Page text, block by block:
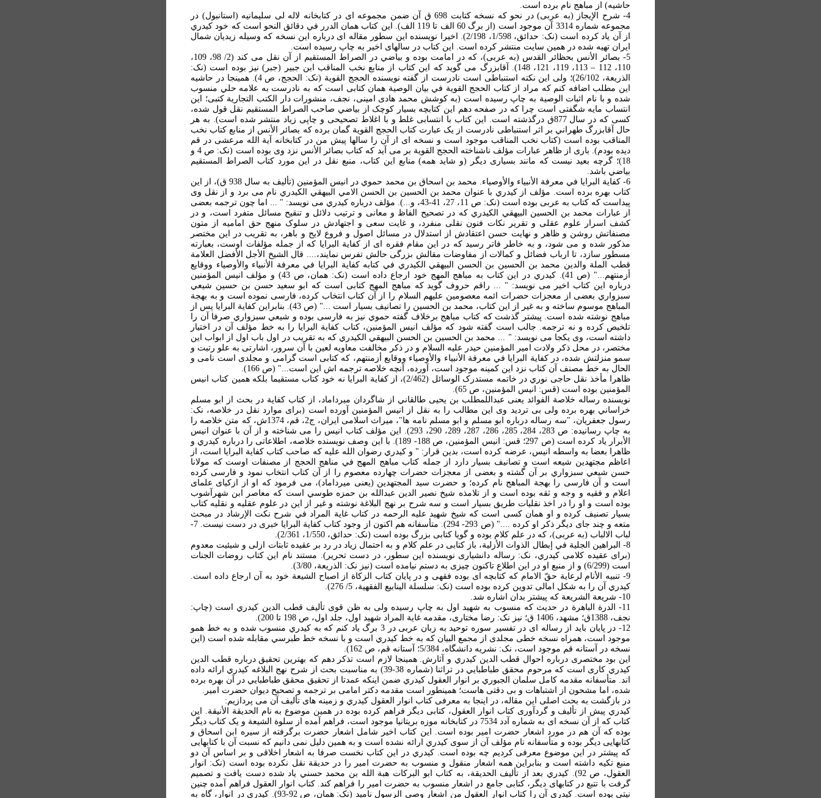
حاشيه) از مباهج نام برده است.
4- شرح الإيجاز (به عربی) در نحو که نسخه کتابت 698 ق آن ضمن مجموعه ای در کتابخانه لاله لی سليمانيه (استانبول) در
مجموعه شماره 3314 آن موجود است (از برگ 60 الف تا 119 الف). اين کتاب همان الدرر في دقائق النحو است که خود کيدري
از آن ياد کرده است (نک: حدائق، 1/598، 2/198). اخيرا نويسنده اين سطور مقاله ای درباره اين نسخه که وسيله زيديان شمال
ايران تهيه شده در همين سايت منتشر کرده است. اين کتاب در سالهای اخير به چاپ رسيده است.
5- بصائر الأنس بحظائر القدس (به عربی)، که در امامت بوده و بياضي در الصراط المستقيم از آن نقل می کند (2/ 98، 109،
110، 112 – 113، 119، 121، 148). آقابزرگ می گويد که اين کتاب از منابع نخب المناقب ابن جبير (جبر) نيز بوده است (نک:
الذريعة، 26/102)؛ ولی اين نکته استنباطی است نادرست از گفته نويسنده الحجج القوية (نک: الحجج، ص 4). همينجا در حاشيه
اين مطلب اضافه کنم که مراد از کتاب الحجج القوية في بيان الوصية همان کتابی است که به نادرست به علامه حلي منسوب
شده و با نام اثبات الوصية به چاپ رسيده است (به کوشش محمد هادی امينی، نجف، منشورات دار الکتب التجارية کتبی؛ اين
انتساب مايه شگفتی است چرا که در صفحه دهم اين کتابچه بسيار کوچک از بياضي صاحب الصراط المستقيم نقل قول شده،
کسی که در سال 877ق درگذشته است. اين کتاب با انتسابی غلط و با اغلاط تصحیحی و چاپی زياد منتشر شده است). به هر
حال آقابزرگ طهراني بر اثر استنباطی نادرست از يک عبارت کتاب الحجج القوية گمان برده که بصائر الأنس از منابع کتاب نخب
المناقب بوده است (کتاب نخب المناقب موجود است و نسخه ای از آن را سالها پيش من در کتابخانه آية الله مرعشی در قم
ديده بودم). باری از ظاهر عبارات مؤلف ناشناخته الحجج القوية بر می آيد که کتاب بصائر الأنس نزد وی بوده است (نک: ص 4 و
18)؛ گرچه بعيد نيست که مانند بسياری ديگر (و شايد همه) منابع اين کتاب، منبع نقل در اين مورد کتاب الصراط المستقيم
بياضي باشد.
6- کفاية البرايا في معرفة الأنبياء والأوصياء. محمد بن اسحاق بن محمد حموي در انيس المؤمنين (تأليف به سال 938 ق)، از اين
کتاب بهره برده است. مؤلف از کيدري با عنوان محمد بن الحسين بن الحسن الامي البيهقي الکيدري نام می برد و از نقل وی
پيداست که کتاب به عربی بوده است (نک: ص 11، 27، 41-43، و...). مؤلف درباره کيدري می نويسد: " ... اما چون ترجمه بعضی
از عبارات محمد بن الحسين البيهقي الکيدري که در تصحيح الفاظ و معانی و ترتيب دلائل و تنقيح مسائل متفرد است، و در
کشف اسرار علوم عقلی و تقرير نکات فنون نقلی منفرد، و غايت سعی و اجتهادش در سلوک منهج حق اماميه از متون
مصنفاتش روشن و ظاهر و نهايت حسن اعتقادش از استدلال در مسائل اصول و فروع لايح و باهر، به تقريب در اين مختصر
مذکور شده و می شود، و به خاطر فاتر رسيد که در اين مقام فقره ای از کفاية البرايا که از جمله مؤلفات اوست، بعبارته
مسطور سازد، تا ارباب فضائل و کمالات از مفاوضات مقالش بزرگی حالش تفرس نمايند،.... قال الشيخ الأجل الأفضل العلامة
قطب الملة والدين محمد بن الحسين بن الحسن البيهقي الکيدري في کتابه کفاية البرايا في معرفة الأنبياء والأوصياء ووقايع
أزمنتهم..." (ص 41). کيدري در اين کتاب به مباهج المهج خود ارجاع داده است (نک: همان، ص 43) و مؤلف انيس المؤمنين
درباره اين کتاب اخير می نويسد: " ... راقم حروف گويد که مباهج المهج کتابی است که ابو سعيد حسن بن حسين شيعي
سبزواري بعضی از معجزات حضرات ائمه معصومين عليهم السلام را از آن کتاب انتخاب کرده، فارسی نموده است و به بهجة
المباهج موسوم ساخته و به غير از اين کتاب، محمد بن الحسين را تصانيف بسيار است ..." (ص 43). بنابراين کفاية البرايا پس از
مباهج نوشته شده است. پيشتر گذشت که کتاب مباهج برخلاف گفته حموي نيز به فارسی بوده و شيعي سبزواري صرفا آن را
تلخيص کرده و نه ترجمه. جالب است گفته شود که مؤلف انيس المؤمنين، کتاب کفاية البرايا را به خط مؤلف آن در اختيار
داشته است، وی يکجا می نويسد: " ... محمد بن الحسين بن الحسن البيهقي الکيدري که به تقريب در اول باب اول از ابواب اين
مختصر، در محل ذکر ولادت امير المؤمنين حيدر عليه السلام و در ذکر مخالفت معاويه لعين با آن سرور، اشارتی به علو رتبت و
سمو منزلتش شده، در کفاية البرايا في معرفة الأنبياء والأوصياء ووقايع أزمنتهم، که کتابی است گرامی و مجلدی است نامی و
الحال به خط مصنف آن کتاب نزد اين کمينه موجود است، آورده، آنچه خلاصه ترجمه اش اين است..." (ص 166).
ظاهرا مأخذ نقل حاجی نوري در خاتمه مستدرک الوسائل (2/462)، از کفاية البرايا نه خود کتاب مستقيما بلکه همين کتاب انيس
المؤمنين بوده است (قس: انيس المؤمنين، ص 65).
نويسنده رساله خلاصة الفوائد يعنی عبداللمطلب بن يحيی طالقاني از شاگردان ميرداماد، از کتاب کفاية در بحث از ابو مسلم
خراساني بهره برده ولی بی ترديد وی اين مطالب را به نقل از انيس المؤمنين آورده است (برای موارد نقل در خلاصه، نک:
رسول جعفريان، "سه رساله درباره ابو مسلم و ابو مسلم نامه ها"، ميراث اسلامی ايران، ج2، قم، 1374ش، که متن خلاصه را
به چاپ رسانيده: ص 283، 284، 285، 286، 287، 289، 290، 293). اين مؤلف کتاب انيس را می شناخته و از آن با عنوان انيس
الأبرار ياد کرده است (ص 297؛ قس: انيس المؤمنين، ص 188- 189). با اين وصف نويسنده خلاصه، اطلاعاتی را درباره کيدري و
ظاهرا بعضا به واسطه انيس، عرضه کرده است، بدين قرار: " و کيدري رضوان الله عليه که صاحب کتاب کفاية البرايا است، از
اعاظم مجتهدين شيعه است و تصانيف بسيار دارد از جمله کتاب مباهج المهج في مناهج الحجج از مصنفات اوست که مولانا
حسن شيعي سبزواري بر آن گشته و بعضی از معجزات حضرات چهارده معصوم را از آن کتاب انتخاب نمود و فارسی کرده
است و آن فارسی را بهجة المباهج نام کرده؛ و حضرت سيد المجتهدين (يعنی ميرداماد)، می فرمود که او از ازکيای علمای
اعلام و فقيه و وجه و ثقه بوده است و از تلامذه شيخ نصير الدين عبدالله بن حمزه طوسي است که معاصر ابن شهرآشوب
بوده است و او را در اخذ نقليات طريق بسيار است و سه شرح بر نهج البلاغة نوشته و غير از اين در علوم عقليه و نقليه کتاب
بسيار تصنيف کرده و او همان کسی است که شيخ شهيد عليه الرحمه در کتاب غاية المراد في شرح نکت الإرشاد در مبحث
متعه و چند جای ديگر ذکر او کرده ...." (ص 293- 294). متأسفانه هم اکنون از وجود کتاب کفاية البرايا خبری در دست نيست. 7-
لباب الالباب (به عربی)، که در علم کلام بوده و گويا کتابی بزرگ بوده است (نک: حدائق، 1/550، 2/361).
8- البراهين الجلية في إبطال الذوات الأزلية، باز کتابی در علم کلام و به احتمال زياد در رد بر عقيده ثابتات ازلی و شيئيت معدوم
(برای عقيده کلامی کيدري، نک: رساله دانشياری نويسنده اين سطور، در دست تحرير). مستند نام اين کتاب روضات الجنات
است (6/299) و از منبع او در اين اطلاع تاکنون چيزی به دستم نيامده است (نيز نک: الذريعة، 3/80).
9- تنبيه الأنام لرعاية حقّ الامام که کتابچه ای بوده فقهی و در پايان کتاب الزکاة از اصباح الشيعة خود به آن ارجاع داده است.
کيدري آن را به شکل امالی تدوين کرده بوده است (نک: سلسلة الينابيع الفقهية، 5/ 276).
10- شريعة الشريعة که پيشتر بدان اشاره شد.
11- الدرة الباهرة در حديث که منسوب به شهيد اول به چاپ رسيده ولی به ظن قوی تأليف قطب الدين کيدري است (چاپ:
نجف، 1388ق؛ مشهد، 1406 ق؛ نيز نک: رضا مختاری، مقدمه غاية المراد شهيد اول، جلد اول، ص 198 تا 200).
12- در پايان بايد از رساله ای در تفسير سوره توحيد به زبان عربی در 3 برگ ياد کنم که به کيدري منسوب شده و به خط همو
موجود است، همراه نسخه خطی مجلدی از مجمع البيان که به خط کيدري است و با نسخه خط طبرسي مقابله شده است (اين
نسخه در آستانه قم موجود است، نک: نشريه دانشگاه، 5/384؛ آستانه قم، ص 162).
اين بود مختصری درباره احوال قطب الدين کيدري و آثارش. همينجا لازم است تذکر دهم که بهترين تحقيق درباره قطب الدين
کيدري کاری است که مرحوم محقق طباطبايي در تراثنا (شماره 38-39) به مناسبت بحث از شرح نهج البلاغه کيدري ارائه داده
اند. متأسفانه مقدمه کامل سلمان الجبوري بر انوار العقول کيدري ضمن اينکه عمدتا از تحقيق محقق طباطبايي در آن بهره برده
شده، اما مشحون از اشتباهات و بی دقتی هاست؛ همينطور است مقدمه دکتر امامی بر ترجمه و تصحيح ديوان حضرت امير.
در بازگشت به بحث اصلی اين مقاله، در اينجا به معرفی کتاب انوار العقول کيدري و زمينه های تأليف آن می پردازيم:
کيدري پيش از تأليف و گردآوری کتاب انوار العقول، کتابی ديگر فراهم کرده بوده در همين موضوع به نام الحديقة الأنيقة. اين
کتاب که از آن نسخه ای به شماره آدد 7534 در کتابخانه موزه بريتانيا موجود است، فراهم آمده از سلوة الشيعة و يک کتاب ديگر
بوده که آن هم در مورد اشعار حضرت امير بوده است. اين کتاب اخير شامل اشعار حضرت برگرفته از سيره ابن اسحاق و
کتابهايی ديگر بوده و متأسفانه نام مؤلف آن از سوی کيدري ارائه نشده است و به همين دليل نمی دانيم که نسبت آن با کتابهايی
که پيشتر در اين موضوع معرفی کرديم چه بوده است. کيدري در اين کتاب نخست صرفا به اشعار اخلاقی و بر اساس آن دو
منبع تکيه داشته است و بنابراين همه اشعار منقول و منسوب به حضرت امير را در حديقة نقل نکرده بوده است (نک: انوار
العقول، ص 92). کيدري بعد از تأليف الحديقة، به کتاب ابو البرکات هبة الله بن محمد حسني ياد شده دست يافت و تصميم
گرفت با تتبع در کتابهای ديگر، کتابی جامع در اشعار منسوب به حضرت امير را فراهم کند. کتاب انوار العقول فراهم آمده چنين
نيتی بوده است. کيدري آن را کتاب انوار العقول من اشعار وصي الرسول ناميد (نک: همان، ص 92-93). کيدري در انوار، گاه به